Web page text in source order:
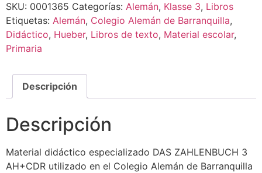
SKU: 0001365 Categorías: Alemán, Klasse 3, Libros
Etiquetas: Alemán, Colegio Alemán de Barranquilla,
Didáctico, Hueber, Libros de texto, Material escolar,
Primaria
Descripción
Descripción
Material didáctico especializado DAS ZAHLENBUCH 3
AH+CDR utilizado en el Colegio Alemán de Barranquilla